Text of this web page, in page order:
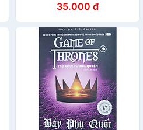
35.000 đ